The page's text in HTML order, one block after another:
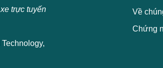
trực tuyến
Về
Chứng